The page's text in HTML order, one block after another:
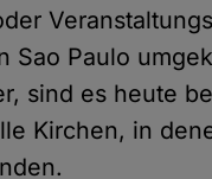
Paulo
sind es heute
Kirchen, in